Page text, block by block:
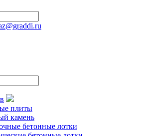
плиты
камень
бетонные лотки